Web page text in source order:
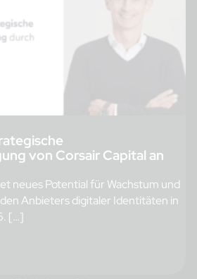
von Corsair Capital an
neues Potential für Wachstum und
Anbieters digitaler Identitäten in
[…]